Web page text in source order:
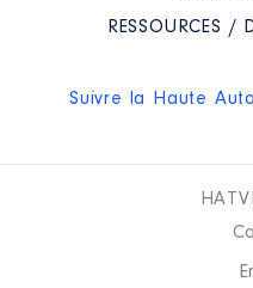
RESSOURCES /
Suivre la Haute